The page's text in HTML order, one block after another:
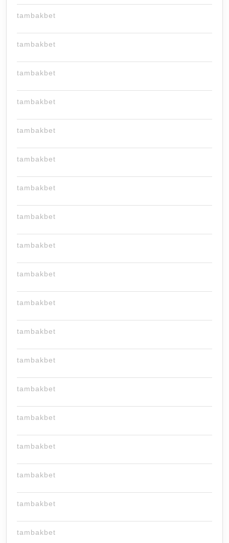
tambakbet
tambakbet
tambakbet
tambakbet
tambakbet
tambakbet
tambakbet
tambakbet
tambakbet
tambakbet
tambakbet
tambakbet
tambakbet
tambakbet
tambakbet
tambakbet
tambakbet
tambakbet
tambakbet